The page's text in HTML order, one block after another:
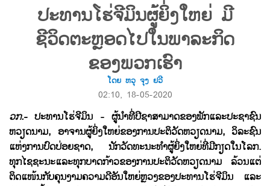
ປະທານໂຮ່ຈີມິນຜູ້ຍິ່ງໃຫຍ່ ມີ
ຊີວິດຕະຫຼອດໄປໃນພາລະກິດ
ຂອງພວກເຮົາ
ໂດຍ ຫວຸ ຈຸງ ຢວີ
02:10, 18-05-2020
ວກ.-ປະທານ​ໂຮ່ຈີ​ມິນ - ຜູ້ນຳ​ທີ່​ປີ​ຊາ​ສາມາດຂອງ​ພັກ​ແລະປະຊາຊົນ
ຫວຽດນາມ, ອາຈານ​ຜູ້​ຍິ່ງ​ໃຫຍ່ຂອງ​ການ​ປະຕິວັດ​ຫວຽດນາມ, ວິລະ​ຊົນ​
ແຫ່ງ​ການ​ປົດ​ປ່ອຍ​ຊາດ, ນັກ​ວັດທະນະທຳ​ຜູ້​ຍິ່ງ​ໃຫຍ່​ທີ່​ມີ​ກຽດ​ໃນ​ໂລກ.
ທຸກ​ໄຊຊະນະ​ແລະ​ທຸກ​ບາດກ້າວຂອງ​ການ​ປະຕິວັດ​ຫວຽດນາມ ລ້ວນ​ແຕ່​
ຕິດ​ແໜ້ນ​ກັບ​ຄຸນງາມຄວາມດີ​ອັນ​ໃຫຍ່​ຫຼວງ​ຂອງ​ປະທານ​ໂຮ່ຈີ​ມິນ ​ແລະ​